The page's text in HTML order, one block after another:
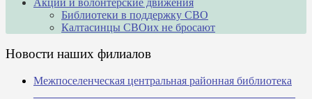
Библиотеки в поддержку СВО
Калтасинцы СВОих не бросают
Новости наших филиалов
Межпоселенческая центральная районная библиотека